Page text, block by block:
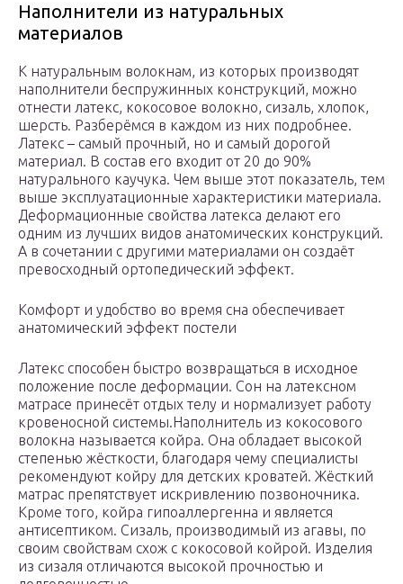
Наполнители из натуральных
материалов
К натуральным волокнам, из которых производят
наполнители беспружинных конструкций, можно
отнести латекс, кокосовое волокно, сизаль, хлопок,
шерсть. Разберёмся в каждом из них подробнее.
Латекс – самый прочный, но и самый дорогой
материал. В состав его входит от 20 до 90%
натурального каучука. Чем выше этот показатель, тем
выше эксплуатационные характеристики материала.
Деформационные свойства латекса делают его
одним из лучших видов анатомических конструкций.
А в сочетании с другими материалами он создаёт
превосходный ортопедический эффект.
Комфорт и удобство во время сна обеспечивает
анатомический эффект постели
Латекс способен быстро возвращаться в исходное
положение после деформации. Сон на латексном
матрасе принесёт отдых телу и нормализует работу
кровеносной системы.Наполнитель из кокосового
волокна называется койра. Она обладает высокой
степенью жёсткости, благодаря чему специалисты
рекомендуют койру для детских кроватей. Жёсткий
матрас препятствует искривлению позвоночника.
Кроме того, койра гипоаллергенна и является
антисептиком. Сизаль, производимый из агавы, по
своим свойствам схож с кокосовой койрой. Изделия
из сизаля отличаются высокой прочностью и